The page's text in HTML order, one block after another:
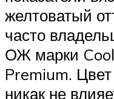
желтоватый
часто
ОЖ марки
Premium.
никак не